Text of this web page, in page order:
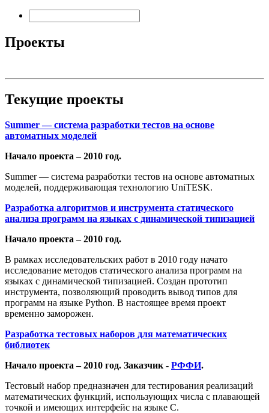
Проекты
Текущие проекты
Summer — система разработки тестов на основе
автоматных моделей
Начало проекта – 2010 год.
Summer — система разработки тестов на основе автоматных
моделей, поддерживающая технологию UniTESK.
Разработка алгоритмов и инструмента статического
анализа программ на языках с динамической типизацией
Начало проекта – 2010 год.
В рамках исследовательских работ в 2010 году начато
исследование методов статического анализа программ на
языках с динамической типизацией. Создан прототип
инструмента, позволяющий проводить вывод типов для
программ на языке Python. В настоящее время проект
временно заморожен.
Разработка тестовых наборов для математических
библиотек
Начало проекта – 2010 год. Заказчик - РФФИ.
Тестовый набор предназначен для тестирования реализаций
математических функций, использующих числа с плавающей
точкой и имеющих интерфейс на языке С.